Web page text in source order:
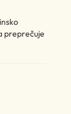
preprečuje